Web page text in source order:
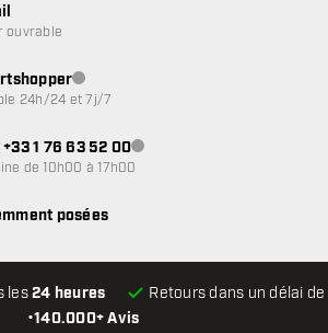
•140.000+ Avis
les24 heures Retours dans un délai de
posées
ouvrable
Service client indisponible
24h/24 et 7j/7
1 76 63 52 00Service client indisponible
de 10h00 à 17h00